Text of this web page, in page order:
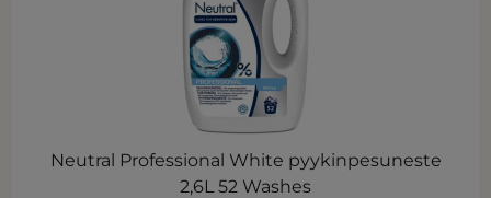
Neutral Professional White pyykinpesuneste
2,6L 52 Washes